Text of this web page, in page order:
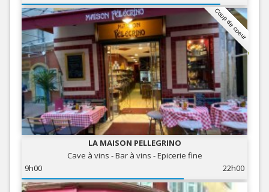
Coup de coeur
LA MAISON PELLEGRINO
Cave à vins - Bar à vins - Epicerie fine
9h00
22h00